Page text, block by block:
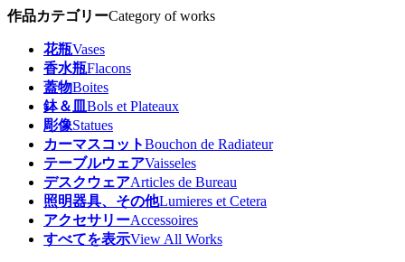
作品カテゴリーCategory of works
花瓶Vases
香水瓶Flacons
蓋物Boites
鉢＆皿 Bols et Plateaux
彫像Statues
カーマスコットBouchon de Radiateur
テーブルウェアVaisseles
デスクウェアArticles de Bureau
照明器具、その他Lumieres et Cetera
アクセサリーAccessoires
すべてを表示View All Works